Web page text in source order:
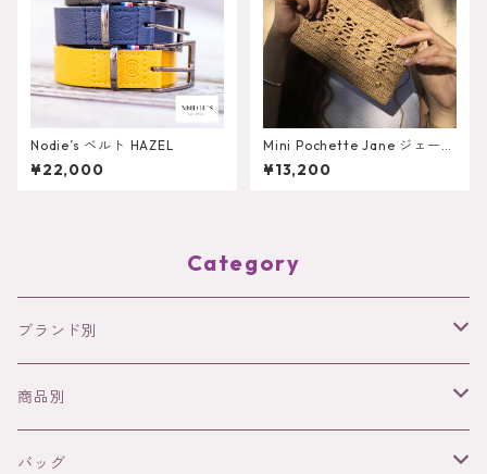
Nodie’s ベルト HAZEL
¥22,000
Mini Pochette Jane ジェーン
ポシェット ミニ
¥13,200
Category
ブランド別
NODIE’S
SANABAY PARIS
商品別
バッグ
バッグ